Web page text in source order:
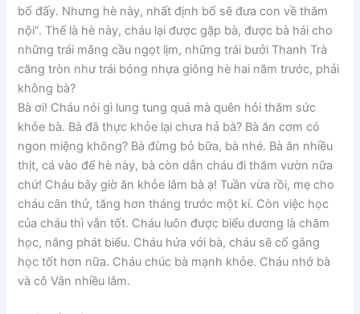
bố đấy. Nhưng hè này, nhất định bố sẽ đưa con về thăm
nội”. Thế là hè này, cháu lại được gặp bà, được bà hái cho
những trái mãng cầu ngọt lịm, những trái bưởi Thanh Trà
căng tròn như trái bóng nhựa giông hè hai năm trước, phải
không bà?
Bà ơi! Cháu nói gì lung tung quá mà quên hỏi thăm sức
khỏe bà. Bà đã thực khỏe lại chưa hả bà? Bà ăn cơm có
ngon miệng không? Bà đừng bỏ bữa, bà nhé. Bà ăn nhiều
thịt, cá vào để hè này, bà còn dẫn cháu đi thăm vườn nữa
chứ! Cháu bây giờ ăn khỏe lắm bà ạ! Tuần vừa rồi, mẹ cho
cháu cân thử, tăng hơn tháng trước một kí. Còn việc học
của cháu thì vẫn tốt. Cháu luôn được biểu dương là chăm
học, năng phát biểu. Cháu hứa với bà, cháu sẽ cố gắng
học tốt hơn nữa. Cháu chúc bà mạnh khỏe. Cháu nhớ bà
và cô Vân nhiều lắm.